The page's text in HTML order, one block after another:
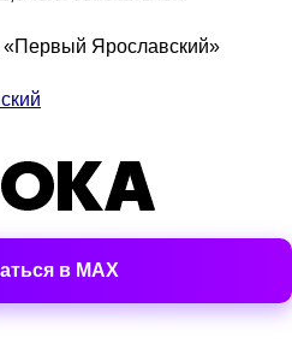
«Первый Ярославский»
в MAX